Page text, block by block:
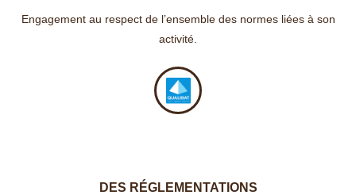
Engagement au respect de l’ensemble des normes liées à son
activité.
DES RÉGLEMENTATIONS